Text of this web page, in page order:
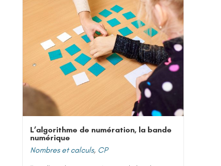
L’algorithme de numération, la bande
numérique
Nombres et calculs, CP